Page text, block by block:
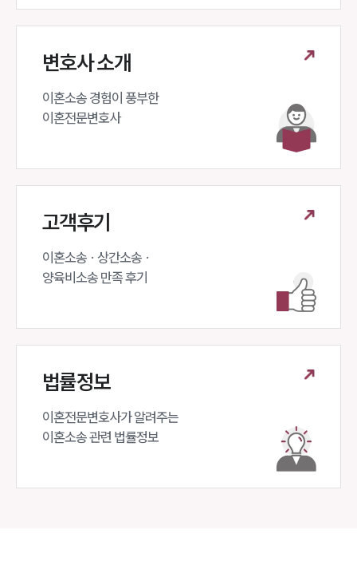
인재채용
만화로 보는 사례
변호사 소개
이혼소송 경험이 풍부한
이혼전문변호사
고객후기
이혼소송 · 상간소송 ·
양육비소송 만족 후기
법률정보
이혼전문변호사가 알려주는
이혼소송 관련 법률정보